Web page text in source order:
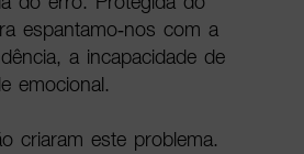
espantamo-nos com a
a incapacidade de
emocional.
criaram este problema.